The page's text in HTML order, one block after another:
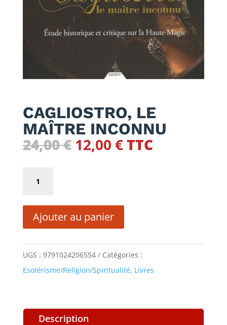
CAGLIOSTRO, LE
MAÎTRE INCONNU
24,00€ Le
24,00 €.
12,00 €Le
12,00 €.
TTC
CAGLIOSTRO,
INCONNU
Ajouter au panier
UGS : 9791024206554
Catégories :
Esotérisme/Religion/Spiritualité, Livres
Description